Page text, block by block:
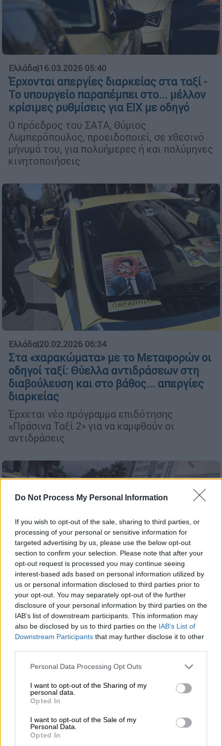
Do Not Process My Personal Information
If you wish to opt-out of the sale, sharing to third parties, or
processing of your personal or sensitive information for
targeted advertising by us, please use the below opt-out
section to confirm your selection. Please note that after your
opt-out request is processed you may continue seeing
interest-based ads based on personal information utilized by
us or personal information disclosed to third parties prior to
your opt-out. You may separately opt-out of the further
disclosure of your personal information by third parties on the
IAB’s list of downstream participants. This information may
also be disclosed by us to third parties on the IAB’s List of
Downstream Participants that may further disclose it to other
Please note that this website/app uses one or more Google
not limited to your visit or usage behaviour. You may click to
grant or deny consent to Google and its third-party tags to
use your data for below specified purposes in below Google
consent section.
Personal Data Processing Opt Outs
I want to opt-out of the Sharing of my
personal data.
Opted In
I want to opt-out of the Sale of my
Personal Data.
Opted In
Ελλάδα|16.03.2026 05:40
Έρχονται απεργίες διαρκείας στα ταξί -
Το υπουργείο παραπέμπει στο... μέλλον
κρίσιμες ρυθμίσεις για ΕΙΧ με οδηγό
Ο πρόεδρος του ΣΑΤΑ, Θύμιος
Λυμπερόπουλος, προειδοποιεί, σε χθεσινό
μήνυμά του, για πολυήμερες ή και πολύμηνες
κινητοποιήσεις
Ελλάδα|20.02.2026 06:34
Στα «χαρακώματα» με το Μεταφορών οι
οδηγοί ταξί: Θύελλα αντιδράσεων στη
διαβούλευση και στο βάθος... απεργίες
διαρκείας
Έρχεται νέο πρόγραμμα επιδότησης
«Πράσινα Ταξί 2» για να καμφθούν οι
αντιδράσεις
Ελλάδα|19.02.2026 10:25
Απεργία ταξί: «Χειρόφρενο» για τρίτη
ημέρα και πορεία προς το Μαξίμου
Οι επαγγελματίες οδηγοί της Αττικής
10:30 έξω από τα γραφεία του ΣΑΤΑ - Τα
αιτήματά τους